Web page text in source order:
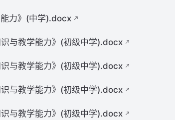
力》(中学).docx
与教学能力》(初级中学).docx
与教学能力》(初级中学).docx
与教学能力》(初级中学).docx
与教学能力》(初级中学).docx